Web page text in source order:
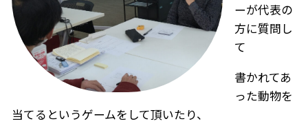
ーが代表の
方に質問し
て
書かれてあ
った動物を
当てるというゲームをして頂いたり、